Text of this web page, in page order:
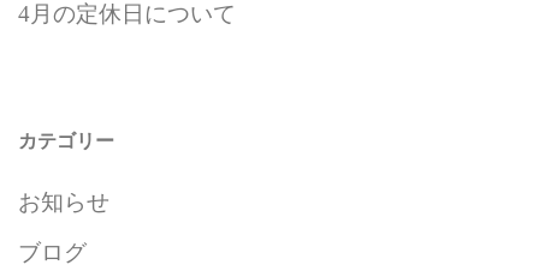
4月の定休日について
カテゴリー
お知らせ
ブログ